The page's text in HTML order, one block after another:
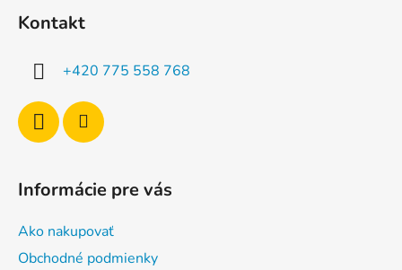
Kontakt
+420 775 558 768
Informácie pre vás
Ako nakupovať
Obchodné podmienky